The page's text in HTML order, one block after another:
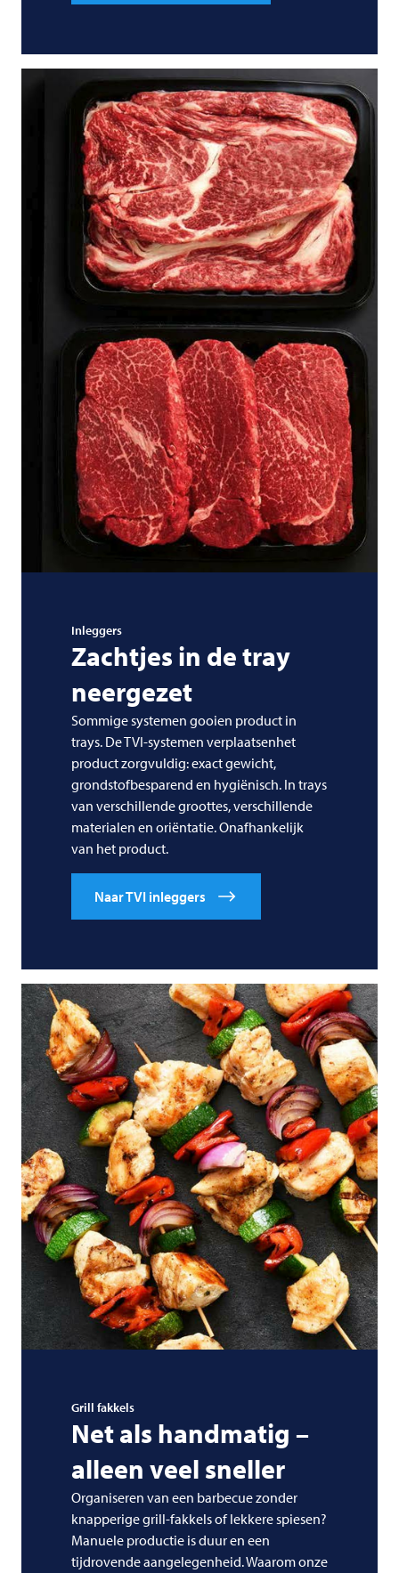
Inleggers
Zachtjes in de tray
neergezet
Sommige systemen gooien product in
trays. De TVI-systemen verplaatsenhet
product zorgvuldig: exact gewicht,
grondstofbesparend en hygiënisch. In trays
van verschillende groottes, verschillende
materialen en oriëntatie. Onafhankelijk
van het product.
Naar TVI inleggers
Grill fakkels
Net als handmatig –
alleen veel sneller
Organiseren van een barbecue zonder
knapperige grill-fakkels of lekkere spiesen?
Manuele productie is duur en een
tijdrovende aangelegenheid. Waarom onze